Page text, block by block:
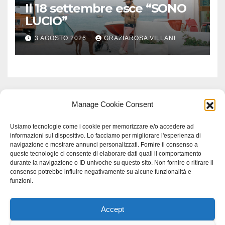
Manage Cookie Consent
Usiamo tecnologie come i cookie per memorizzare e/o accedere ad
informazioni sul dispositivo. Lo facciamo per migliorare l'esperienza di
navigazione e mostrare annunci personalizzati. Fornire il consenso a
queste tecnologie ci consente di elaborare dati quali il comportamento
durante la navigazione o ID univoche su questo sito. Non fornire o ritirare il
consenso potrebbe influire negativamente su alcune funzionalità e
funzioni.
Accept
Il 18 settembre esce “SONO
LUCIO”
3 AGOSTO 2026 GRAZIAROSA VILLANI
Proudly powered by WordPress|Tema: Newspaperex di